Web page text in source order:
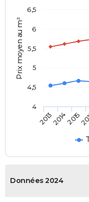
Prix moyen au m²
201320142015
4
4,5
5
5,5
6
6,5
Données 2024